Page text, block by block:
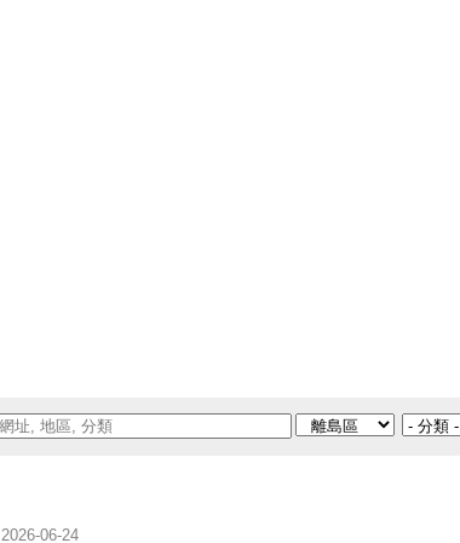
2026-06-24